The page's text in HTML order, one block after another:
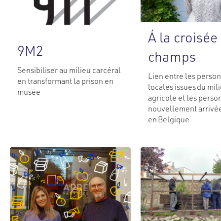
9M2
Sensibiliser au milieu carcéral
en transformant la prison en
musée
Á la croisée
champs
Lien entre les
locales issues du
agricole et les
nouvellement
en Belgique